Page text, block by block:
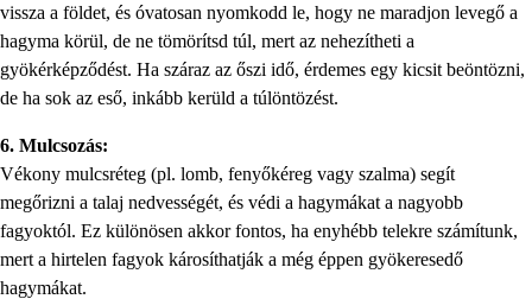
vissza a földet, és óvatosan nyomkodd le, hogy ne maradjon levegő a
hagyma körül, de ne tömörítsd túl, mert az nehezítheti a
gyökérképződést. Ha száraz az őszi idő, érdemes egy kicsit beöntözni,
de ha sok az eső, inkább kerüld a túlöntözést.
6. Mulcsozás:
Vékony mulcsréteg (pl. lomb, fenyőkéreg vagy szalma) segít
megőrizni a talaj nedvességét, és védi a hagymákat a nagyobb
fagyoktól. Ez különösen akkor fontos, ha enyhébb telekre számítunk,
mert a hirtelen fagyok károsíthatják a még éppen gyökeresedő
hagymákat.